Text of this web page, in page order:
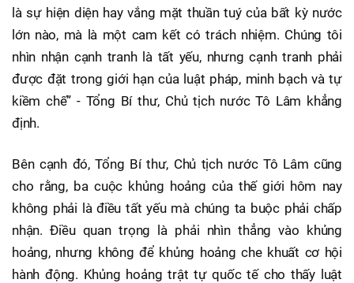
là sự hiện diện hay vắng mặt thuần tuý của bất kỳ nước
lớn nào, mà là một cam kết có trách nhiệm. Chúng tôi
nhìn nhận cạnh tranh là tất yếu, nhưng cạnh tranh phải
được đặt trong giới hạn của luật pháp, minh bạch và tự
kiềm chế” - Tổng Bí thư, Chủ tịch nước Tô Lâm khẳng
định.
Bên cạnh đó, Tổng Bí thư, Chủ tịch nước Tô Lâm cũng
cho rằng, ba cuộc khủng hoảng của thế giới hôm nay
không phải là điều tất yếu mà chúng ta buộc phải chấp
nhận. Điều quan trọng là phải nhìn thẳng vào khủng
hoảng, nhưng không để khủng hoảng che khuất cơ hội
hành động. Khủng hoảng trật tự quốc tế cho thấy luật